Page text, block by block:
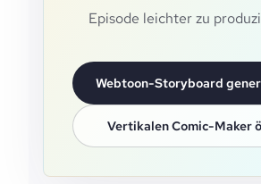
Episode leichter zu
Webtoon-Storyboard
Vertikalen Comic-Maker